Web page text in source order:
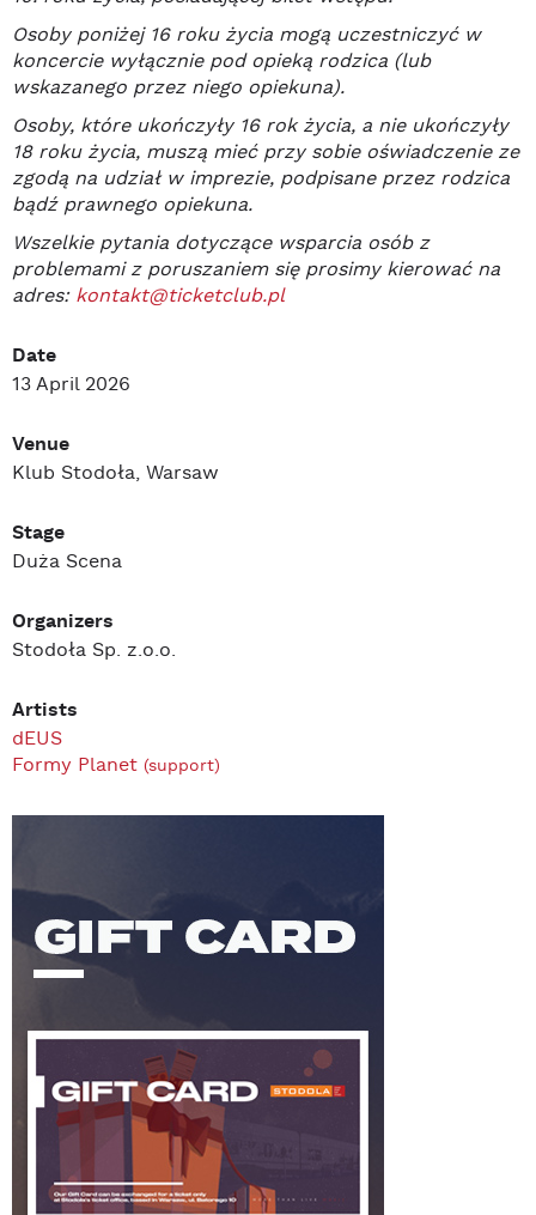
Osoby poniżej 16 roku życia mogą uczestniczyć w
koncercie wyłącznie pod opieką rodzica (lub
wskazanego przez niego opiekuna).
Osoby, które ukończyły 16 rok życia, a nie ukończyły
18 roku życia, muszą mieć przy sobie oświadczenie ze
zgodą na udział w imprezie, podpisane przez rodzica
bądź prawnego opiekuna.
Wszelkie pytania dotyczące wsparcia osób z
problemami z poruszaniem się prosimy kierować na
adres: kontakt@ticketclub.pl
Date
13 April 2026
Venue
Klub Stodoła, Warsaw
Stage
Duża Scena
Organizers
Stodoła Sp. z.o.o.
Artists
dEUS
Formy Planet (support)